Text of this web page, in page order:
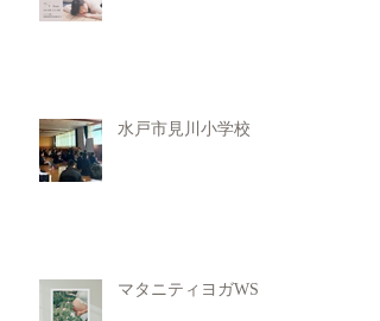
水戸市見川小学校
マタニティヨガWS